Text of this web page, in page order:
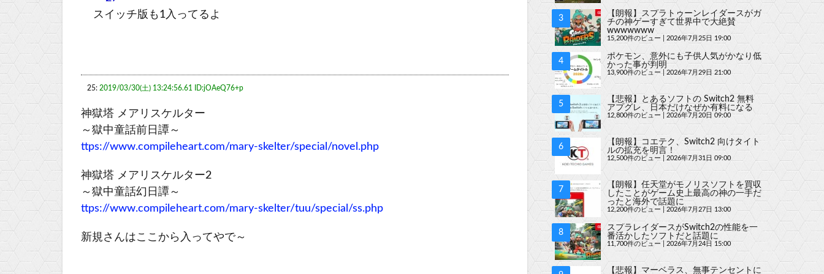
スイッチ版も1入ってるよ
25: 2019/03/30(土) 13:24:56.61 ID:jOAeQ76+p
神獄塔 メアリスケルター
～獄中童話前日譚～
ttps://www.compileheart.com/mary-skelter/special/novel.php
神獄塔 メアリスケルター2
～獄中童話幻日譚～
ttps://www.compileheart.com/mary-skelter/tuu/special/ss.php
新規さんはここから入ってやで～
【朗報】スプラトゥーンレイダースがガ
チの神ゲーすぎて世界中で大絶賛
wwwwwww
15,200件のビュー 2026年7月25日 19:00
ポケモン、意外にも子供人気がかなり低
かった事が判明
13,900件のビュー 2026年7月29日 21:00
【悲報】とあるソフトの Switch2 無料
アプグレ、日本だけなぜか有料になる
12,800件のビュー 2026年7月20日 09:00
【朗報】コエテク、Switch2 向けタイト
ルの拡充を明言！
12,500件のビュー 2026年7月31日 09:00
【朗報】任天堂がモノリスソフトを買収
したことがゲーム史上最高の神の一手だ
ったと海外で話題に
12,200件のビュー 2026年7月27日 13:00
スプラレイダースがSwitch2の性能を一
番活かしたソフトだと話題に
11,700件のビュー 2026年7月24日 15:00
【悲報】マーベラス、無事テンセントに